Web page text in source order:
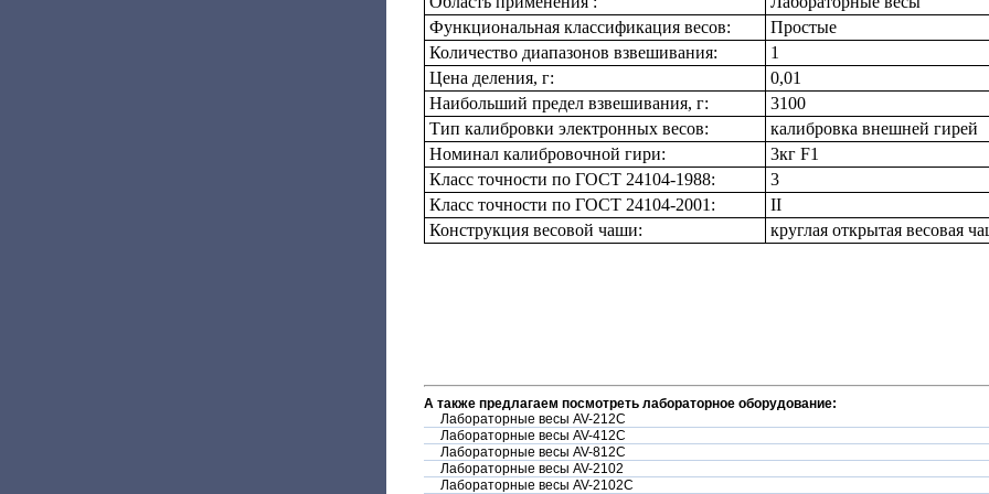
Функциональная классификация весов:
Простые
Количество диапазонов взвешивания:
1
Цена деления, г:
0,01
Наибольший предел взвешивания, г:
3100
Тип калибровки электронных весов:
калибровка внешней гирей
Номинал калибровочной гири:
3кг F1
Класс точности по ГОСТ 24104-1988:
3
Класс точности по ГОСТ 24104-2001:
II
Конструкция весовой чаши:
круглая открытая весовая
А также предлагаем посмотреть лабораторное оборудование:
Лабораторные весы AV-212C
Лабораторные весы AV-412C
Лабораторные весы AV-812C
Лабораторные весы AV-2102
Лабораторные весы AV-2102C